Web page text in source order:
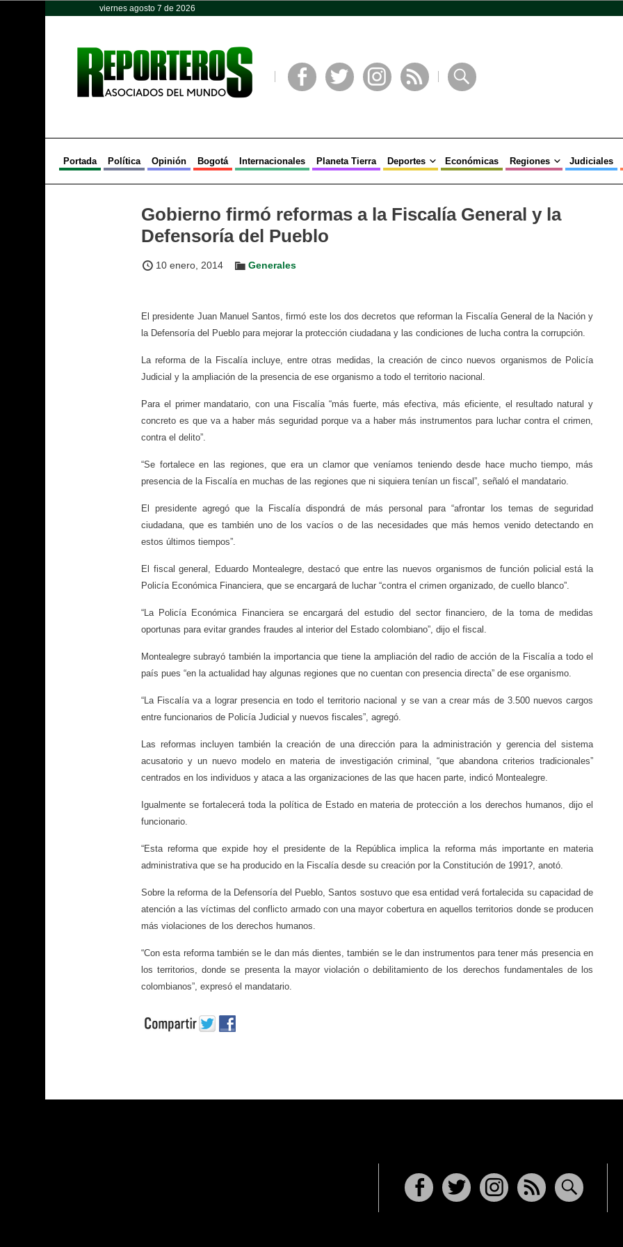
viernes agosto 7 de 2026
Portada Política Opinión Bogotá Internacionales Planeta Tierra Deportes Económicas Regiones Judiciales
Gobierno firmó reformas a la Fiscalía General y la
Defensoría del Pueblo
10 enero, 2014 Generales
El presidente Juan Manuel Santos, firmó este los dos decretos que reforman la Fiscalía General de la Nación y
la Defensoría del Pueblo para mejorar la protección ciudadana y las condiciones de lucha contra la corrupción.
La reforma de la Fiscalía incluye, entre otras medidas, la creación de cinco nuevos organismos de Policía
Judicial y la ampliación de la presencia de ese organismo a todo el territorio nacional.
Para el primer mandatario, con una Fiscalía “más fuerte, más efectiva, más eficiente, el resultado natural y
concreto es que va a haber más seguridad porque va a haber más instrumentos para luchar contra el crimen,
contra el delito”.
“Se fortalece en las regiones, que era un clamor que veníamos teniendo desde hace mucho tiempo, más
presencia de la Fiscalía en muchas de las regiones que ni siquiera tenían un fiscal”, señaló el mandatario.
El presidente agregó que la Fiscalía dispondrá de más personal para “afrontar los temas de seguridad
ciudadana, que es también uno de los vacíos o de las necesidades que más hemos venido detectando en
estos últimos tiempos”.
El fiscal general, Eduardo Montealegre, destacó que entre las nuevos organismos de función policial está la
Policía Económica Financiera, que se encargará de luchar “contra el crimen organizado, de cuello blanco”.
“La Policía Económica Financiera se encargará del estudio del sector financiero, de la toma de medidas
oportunas para evitar grandes fraudes al interior del Estado colombiano”, dijo el fiscal.
Montealegre subrayó también la importancia que tiene la ampliación del radio de acción de la Fiscalía a todo el
país pues “en la actualidad hay algunas regiones que no cuentan con presencia directa” de ese organismo.
“La Fiscalía va a lograr presencia en todo el territorio nacional y se van a crear más de 3.500 nuevos cargos
entre funcionarios de Policía Judicial y nuevos fiscales”, agregó.
Las reformas incluyen también la creación de una dirección para la administración y gerencia del sistema
acusatorio y un nuevo modelo en materia de investigación criminal, “que abandona criterios tradicionales”
centrados en los individuos y ataca a las organizaciones de las que hacen parte, indicó Montealegre.
Igualmente se fortalecerá toda la política de Estado en materia de protección a los derechos humanos, dijo el
funcionario.
“Esta reforma que expide hoy el presidente de la República implica la reforma más importante en materia
administrativa que se ha producido en la Fiscalía desde su creación por la Constitución de 1991?, anotó.
Sobre la reforma de la Defensoría del Pueblo, Santos sostuvo que esa entidad verá fortalecida su capacidad de
atención a las víctimas del conflicto armado con una mayor cobertura en aquellos territorios donde se producen
más violaciones de los derechos humanos.
“Con esta reforma también se le dan más dientes, también se le dan instrumentos para tener más presencia en
los territorios, donde se presenta la mayor violación o debilitamiento de los derechos fundamentales de los
colombianos”, expresó el mandatario.
Opinión Política